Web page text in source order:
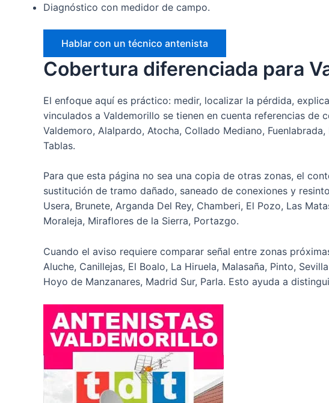
Diagnóstico con medidor de campo.
Hablar con un técnico antenista
Cobertura diferenciada para
El enfoque aquí es práctico: medir, localizar la pérdida,
vinculados a Valdemorillo se tienen en cuenta referencias de
Valdemoro, Alalpardo, Atocha, Collado Mediano,
Tablas.
Para que esta página no sea una copia de otras zonas, el
sustitución de tramo dañado, saneado de conexiones y
Usera, Brunete, Arganda Del Rey, Chamberi, El Pozo, Las
Moraleja, Miraflores de la Sierra, Portazgo.
Cuando el aviso requiere comparar señal entre zonas
Aluche, Canillejas, El Boalo, La Hiruela, Malasaña, Pinto,
Hoyo de Manzanares, Madrid Sur, Parla. Esto ayuda a